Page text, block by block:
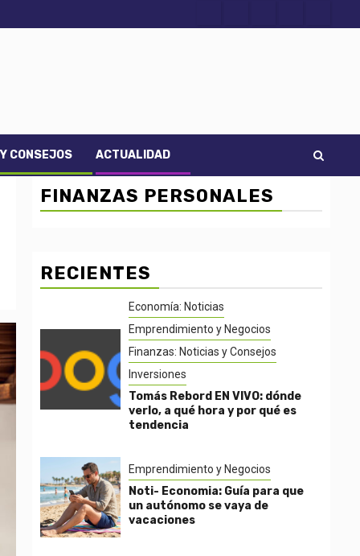
CONSEJOS ACTUALIDAD
FINANZAS PERSONALES
RECIENTES
Economía: Noticias
Emprendimiento y Negocios
Finanzas: Noticias y Consejos
Inversiones
Tomás Rebord EN VIVO: dónde
verlo, a qué hora y por qué es
tendencia
Emprendimiento y Negocios
Noti- Economia: Guía para que
un autónomo se vaya de
vacaciones